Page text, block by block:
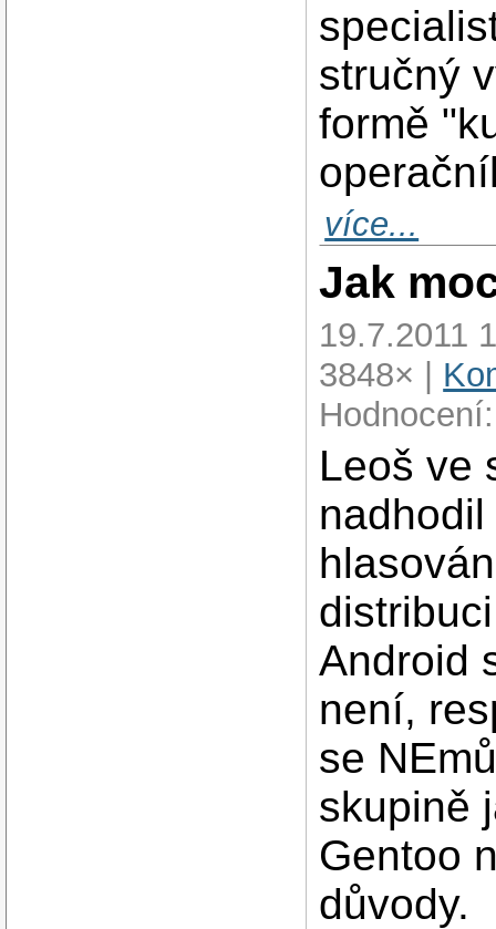
stručný
formě
více...
Jak
19.7.2011
3848× |
Leoš ve
Android
není,
se
skupině
Gentoo
důvody.